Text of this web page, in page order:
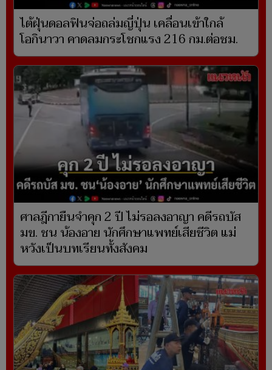
ไต้ฝุ่นดอลฟินจ่อถล่มญี่ปุ่น เคลื่อนเข้าใกล้
โอกินาวา คาดลมกระโชกแรง 216 กม.ต่อชม.
ศาลฎีกายืนจำคุก 2 ปี ไม่รอลงอาญา คดีรถบัส
มข. ชน น้องอาย นักศึกษาแพทย์เสียชีวิต แม่
หวังเป็นบทเรียนทั้งสังคม